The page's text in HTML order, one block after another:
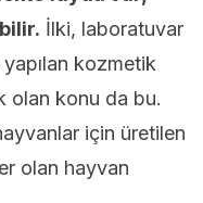
İlki, laboratuvar
kozmetik
olan konu da bu.
için üretilen
olan hayvan